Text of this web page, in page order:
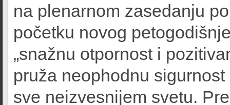
na plenarnom zasedanju
početku novog
„snažnu otpornost i
pruža neophodnu
sve neizvesnijem svetu.